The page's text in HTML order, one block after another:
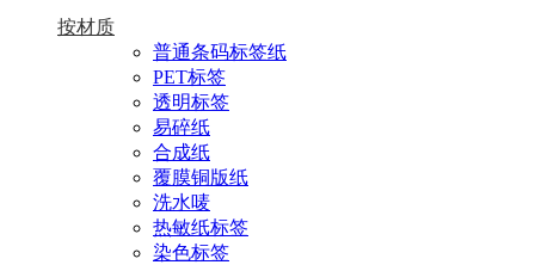
按材质
普通条码标签纸
PET标签
透明标签
易碎纸
合成纸
覆膜铜版纸
洗水唛
热敏纸标签
染色标签